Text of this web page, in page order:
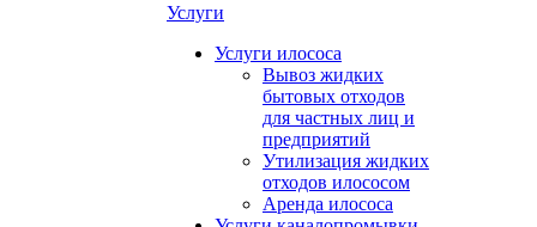
Услуги
Услуги илососа
Вывоз жидких
бытовых отходов
для частных лиц и
предприятий
Утилизация жидких
отходов илососом
Аренда илососа